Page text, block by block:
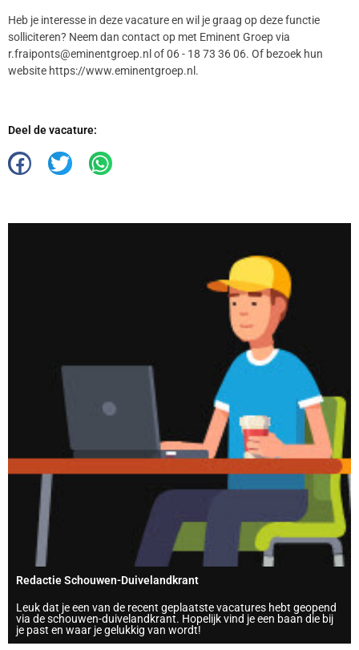
Heb je interesse in deze vacature en wil je graag op deze functie
solliciteren? Neem dan contact op met Eminent Groep via
r.fraiponts@eminentgroep.nl of 06 - 18 73 36 06. Of bezoek hun
website https://www.eminentgroep.nl.
Deel de vacature:
Redactie Schouwen-Duivelandkrant
Leuk dat je een van de recent geplaatste vacatures hebt geopend
via de schouwen-duivelandkrant. Hopelijk vind je een baan die bij
je past en waar je gelukkig van wordt!